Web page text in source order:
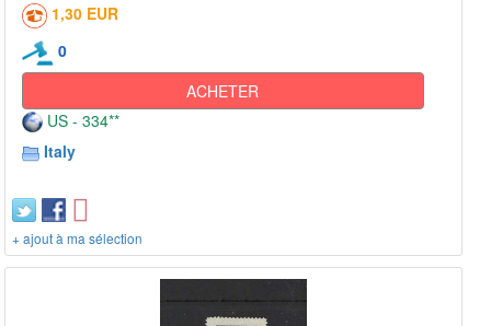
1,30 EUR
0
ACHETER
US - 334**
Italy
+ ajout à ma sélection